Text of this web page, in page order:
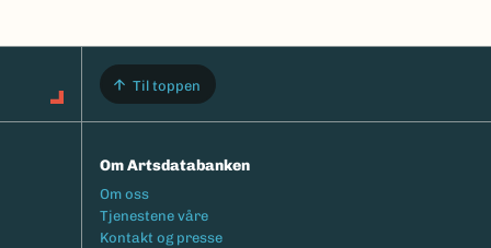
Til toppen
Om Artsdatabanken
Footermeny
Om oss
Tjenestene våre
Kontakt og presse